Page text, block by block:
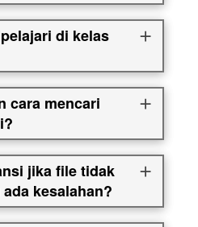
di kelas
cara mencari
jika file tidak
kesalahan?